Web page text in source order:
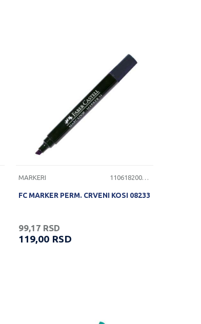
MARKERI 1106182000030
FC MARKER PERM. CRVENI KOSI 08233
99,17 RSD
119,00 RSD